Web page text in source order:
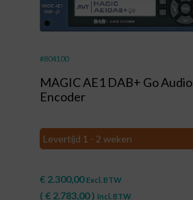
#804100
MAGIC AE1 DAB+ Go Audio
Encoder
Levertijd 1 - 2 weken
€ 2.300,00 Excl. BTW
( € 2.783,00) Incl. BTW